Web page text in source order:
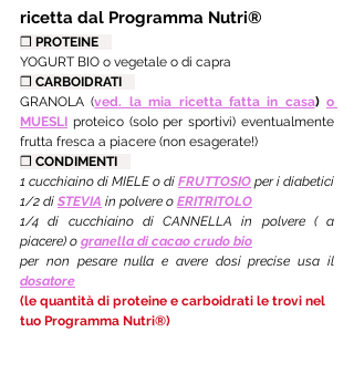
ricetta dal Programma Nutri®
❒ PROTEINE
YOGURT BIO o vegetale o di capra
❒ CARBOIDRATI
GRANOLA (ved. la mia ricetta fatta in casa) o
MUESLI proteico (solo per sportivi) eventualmente
frutta fresca a piacere (non esagerate!)
❒ CONDIMENTI
1 cucchiaino di MIELE o di FRUTTOSIO per i diabetici
1/2 di STEVIA in polvere o ERITRITOLO
1/4 di cucchiaino di CANNELLA in polvere ( a
piacere) o granella di cacao crudo bio
dosatore
(le quantità di proteine e carboidrati le trovi nel
tuo Programma Nutri®)